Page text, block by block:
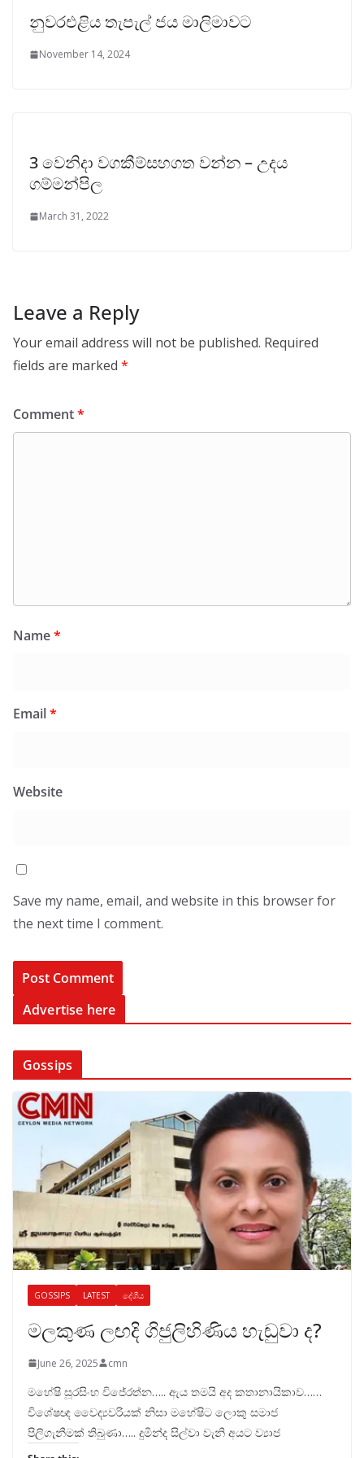
නුවරඑළිය තැපැල් ජය මාලිමාවට
November 14, 2024
3 වෙනිදා වගකීම්සහගත වන්න – උදය
ගම්මන්පිල
March 31, 2022
Leave a Reply
Your email address will not be published. Required
fields are marked *
Comment*
Name*
Email*
Website
Save my name, email, and website in this browser for
the next time I comment.
Advertise here
Gossips
GOSSIPS LATEST දේශීය
මලකුණ ලඟදි ගිජුලිහිණිය හැඬුවා ද?
June 26, 2025 cmn
මහේෂි සූරසිංහ විජේරත්න….. ඇය තමයි අද කතානායිකාව……
විශේෂඥ වෛද්‍යවරියක් නිසා මහේෂිට ලොකු සමාජ
පිලිගැනීමක් තිබුණා….. දුමින්ද සිල්වා වැනි අයට ව්‍යාජ